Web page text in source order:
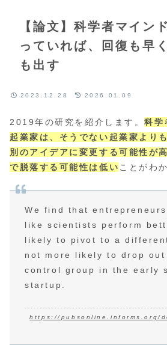
【論文】科学者マイン
っていれば、回復も早
も出す
2023.12.28 2026.01.09
2019年の研究を紹介します。科学
起業家は、そうでない起業家より
別のアイデアに変更する可能性が
で脱落する可能性は低いことがわ
We find that entrepreneurs
like scientists perform
likely to pivot to a
not more likely to drop out
control group in the early
startup.
https://pubsonline.informs.org/